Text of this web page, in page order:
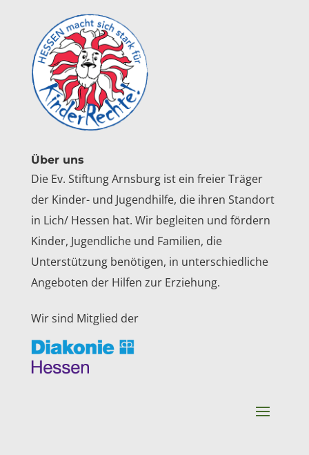
Über uns
Die Ev. Stiftung Arnsburg ist ein freier Träger
der Kinder- und Jugendhilfe, die ihren Standort
in Lich/ Hessen hat. Wir begleiten und fördern
Kinder, Jugendliche und Familien, die
Unterstützung benötigen, in unterschiedliche
Angeboten der Hilfen zur Erziehung.
Wir sind Mitglied der